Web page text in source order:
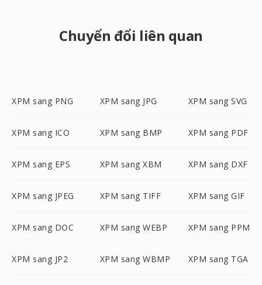
Chuyển đổi liên quan
XPM sang PNG XPM sang JPG XPM sang SVG
XPM sang ICO XPM sang BMP XPM sang PDF
XPM sang EPS XPM sang XBM XPM sang DXF
XPM sang JPEG XPM sang TIFF XPM sang GIF
XPM sang DOC XPM sang WEBP XPM sang PPM
XPM sang JP2 XPM sang WBMP XPM sang TGA